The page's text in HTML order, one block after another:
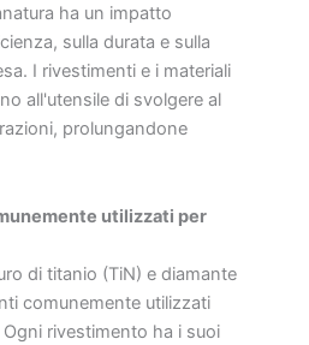
ha un impatto
sulla durata e sulla
I rivestimenti e i materiali
all'utensile di svolgere al
prolungandone
utilizzati per
di titanio (TiN) e diamante
comunemente utilizzati
rivestimento ha i suoi